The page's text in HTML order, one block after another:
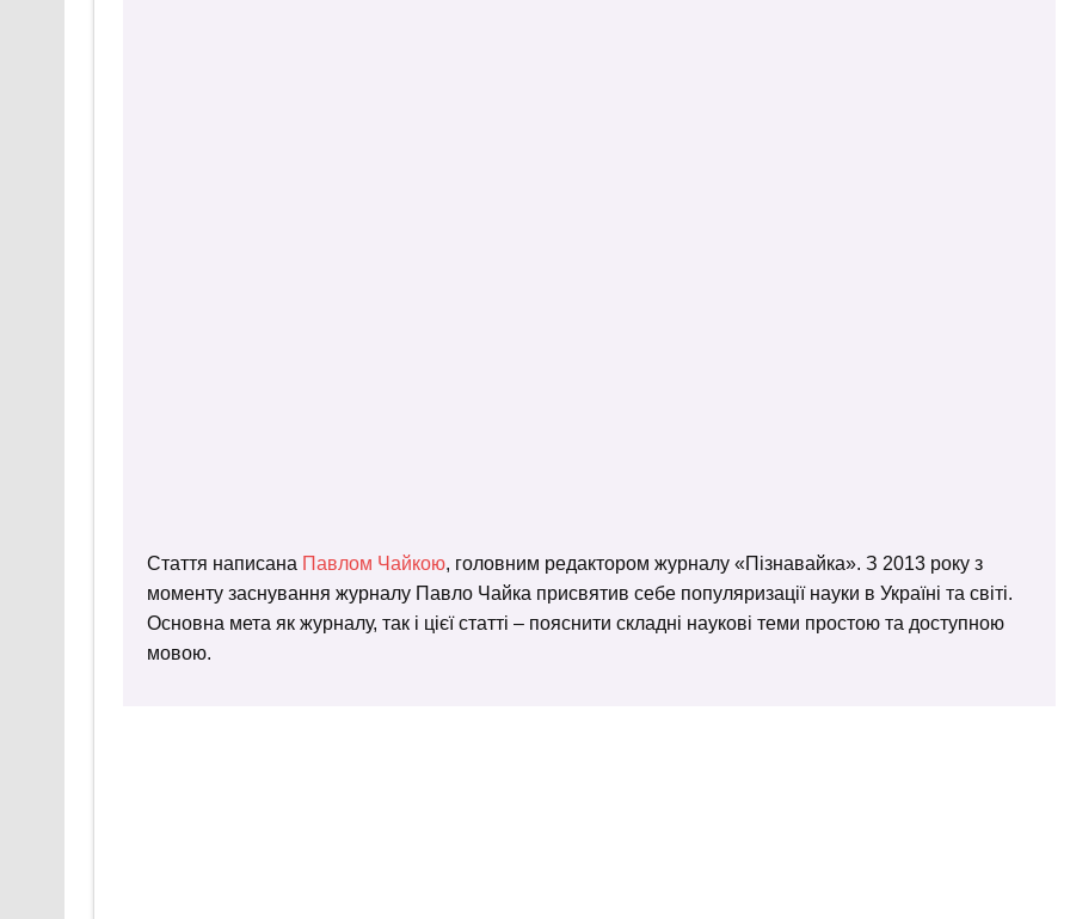
Стаття написана Павлом Чайкою, головним редактором журналу «Пізнавайка». З 2013 року з
моменту заснування журналу Павло Чайка присвятив себе популяризації науки в Україні та світі.
Основна мета як журналу, так і цієї статті – пояснити складні наукові теми простою та доступною
мовою.